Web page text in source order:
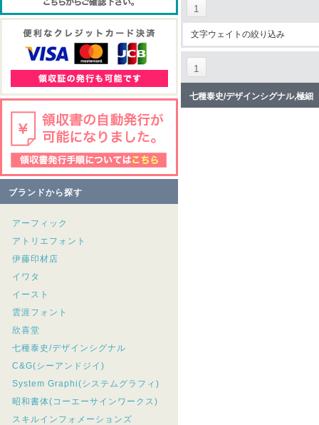
ブランドから探す
アーフィック
アトリエフォント
伊藤印材店
イワタ
イースト
雲涯フォント
欣喜堂
七種泰史/デザインシグナル
C&G(シーアンドジイ)
System Graphi(システムグラフィ)
昭和書体(コーエーサインワークス)
スキルインフォメーションズ
1
文字ウェイトの絞り込み
1
七種泰史/デザインシグナル,極